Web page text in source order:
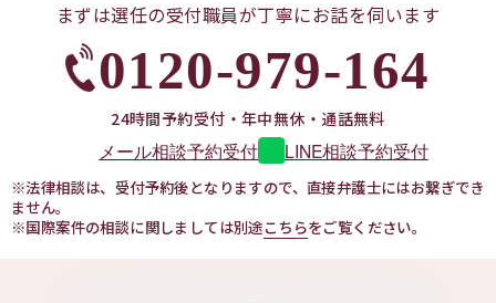
まずは選任の受付職員が丁寧にお話を伺います
0120-979-164
24時間予約受付・年中無休・通話無料
メール相談予約受付 LINE相談予約受付
※法律相談は、受付予約後となりますので、直接弁護士にはお繋ぎでき
ません。
※国際案件の相談に関しましては別途こちらをご覧ください。